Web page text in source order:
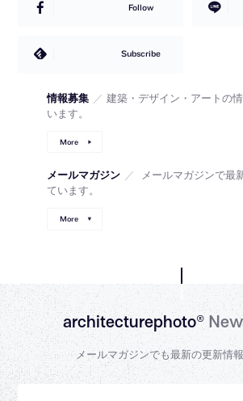
Follow
Subscribe
情報募集 ／ 建築・デザイン・アートの
います。
More
メールマガジン ／
メールマガジンで最
ています。
More
architecturephoto®
メールマガジンでも最新の更新情